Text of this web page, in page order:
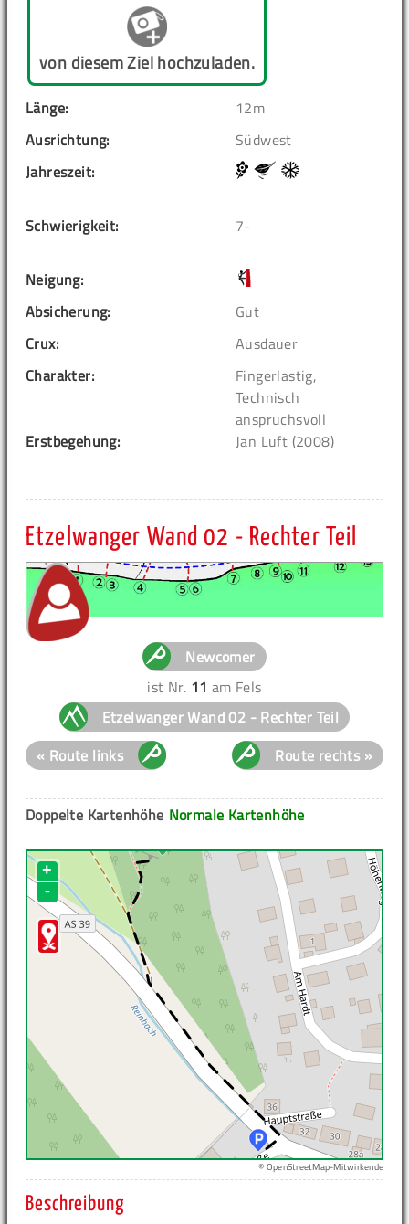
von diesem Ziel hochzuladen.
Länge:
12m
Ausrichtung:
Südwest
Jahreszeit:
Schwierigkeit: 7-
Neigung:
Absicherung:
Gut
Crux:
Ausdauer
Charakter:
Fingerlastig,
Technisch
anspruchsvoll
Erstbegehung:
Jan Luft (2008)
Etzelwanger Wand 02 - Rechter Teil
Newcomer
ist Nr. 11 am Fels
Etzelwanger Wand 02 - Rechter Teil
« Route links
Route rechts »
Normale Kartenhöhe
Doppelte Kartenhöhe
+
-
© OpenStreetMap-Mitwirkende
Beschreibung